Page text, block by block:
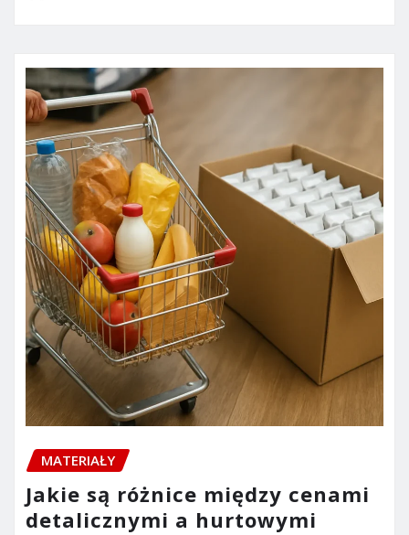
MATERIAŁY
Jakie są różnice między cenami
detalicznymi a hurtowymi